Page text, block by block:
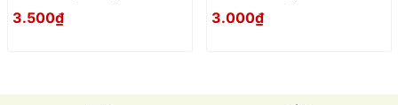
3.500₫ 3.000₫